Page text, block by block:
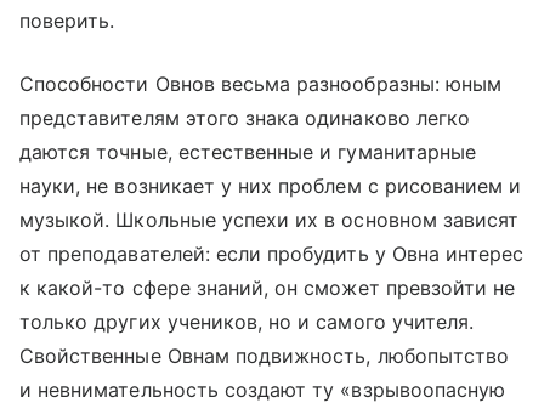
поверить.
Способности Овнов весьма разнообразны: юным
представителям этого знака одинаково легко
даются точные, естественные и гуманитарные
науки, не возникает у них проблем с рисованием и
музыкой. Школьные успехи их в основном зависят
от преподавателей: если пробудить у Овна интерес
к какой-то сфере знаний, он сможет превзойти не
только других учеников, но и самого учителя.
Свойственные Овнам подвижность, любопытство
и невнимательность создают ту «взрывоопасную